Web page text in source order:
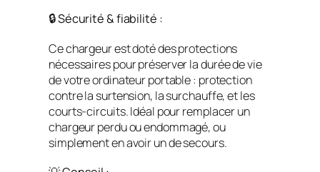
🔒 Sécurité & fiabilité :
Ce chargeur est doté des protections
nécessaires pour préserver la durée de vie
de votre ordinateur portable : protection
contre la surtension, la surchauffe, et les
courts-circuits. Idéal pour remplacer un
chargeur perdu ou endommagé, ou
simplement en avoir un de secours.